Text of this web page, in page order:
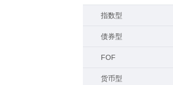
指数型
债券型
FOF
货币型